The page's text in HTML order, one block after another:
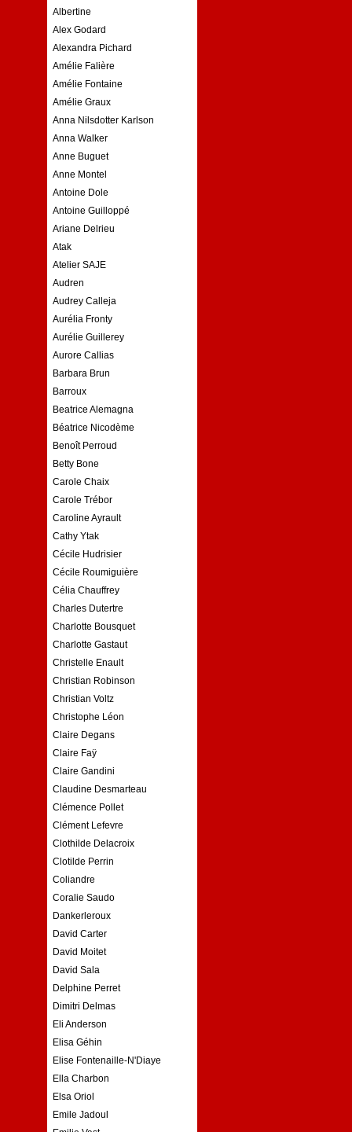
Albertine
Alex Godard
Alexandra Pichard
Amélie Falière
Amélie Fontaine
Amélie Graux
Anna Nilsdotter Karlson
Anna Walker
Anne Buguet
Anne Montel
Antoine Dole
Antoine Guilloppé
Ariane Delrieu
Atak
Atelier SAJE
Audren
Audrey Calleja
Aurélia Fronty
Aurélie Guillerey
Aurore Callias
Barbara Brun
Barroux
Beatrice Alemagna
Béatrice Nicodème
Benoît Perroud
Betty Bone
Carole Chaix
Carole Trébor
Caroline Ayrault
Cathy Ytak
Cécile Hudrisier
Cécile Roumiguière
Célia Chauffrey
Charles Dutertre
Charlotte Bousquet
Charlotte Gastaut
Christelle Enault
Christian Robinson
Christian Voltz
Christophe Léon
Claire Degans
Claire Faÿ
Claire Gandini
Claudine Desmarteau
Clémence Pollet
Clément Lefevre
Clothilde Delacroix
Clotilde Perrin
Coliandre
Coralie Saudo
Dankerleroux
David Carter
David Moitet
David Sala
Delphine Perret
Dimitri Delmas
Eli Anderson
Elisa Géhin
Elise Fontenaille-N'Diaye
Ella Charbon
Elsa Oriol
Emile Jadoul